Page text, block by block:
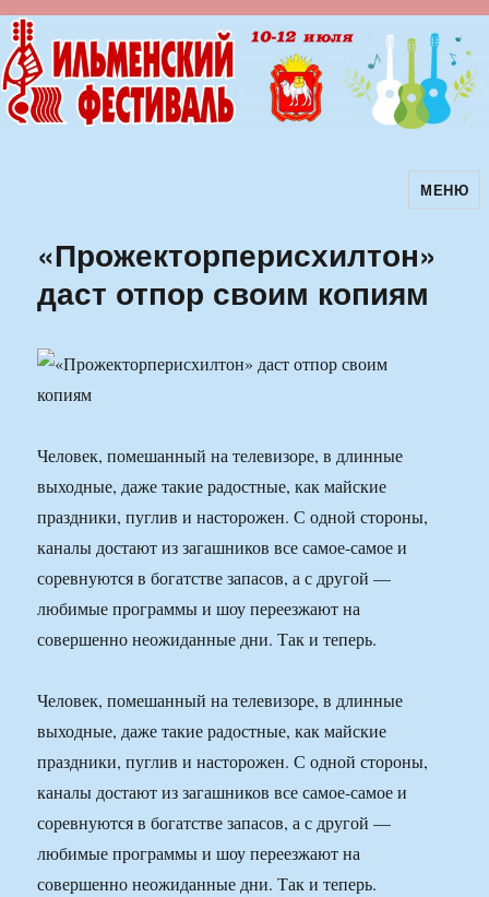
Ильменский фестиваль авторскойМЕНЮ
«Прожекторперисхилтон»
даст отпор своим копиям
Человек, помешанный на телевизоре, в длинные
выходные, даже такие радостные, как майские
праздники, пуглив и насторожен. С одной стороны,
каналы достают из загашников все самое-самое и
соревнуются в богатстве запасов, а с другой —
любимые программы и шоу переезжают на
совершенно неожиданные дни. Так и теперь.
Человек, помешанный на телевизоре, в длинные
выходные, даже такие радостные, как майские
праздники, пуглив и насторожен. С одной стороны,
каналы достают из загашников все самое-самое и
соревнуются в богатстве запасов, а с другой —
любимые программы и шоу переезжают на
совершенно неожиданные дни. Так и теперь.